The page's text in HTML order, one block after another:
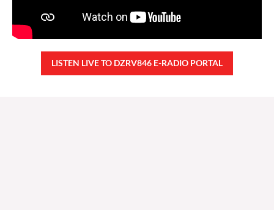
LISTEN LIVE TO DZRV846 E-RADIO PORTAL